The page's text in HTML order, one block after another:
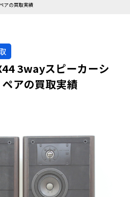
アの買取実績
3wayスピーカーシ
アの買取実績